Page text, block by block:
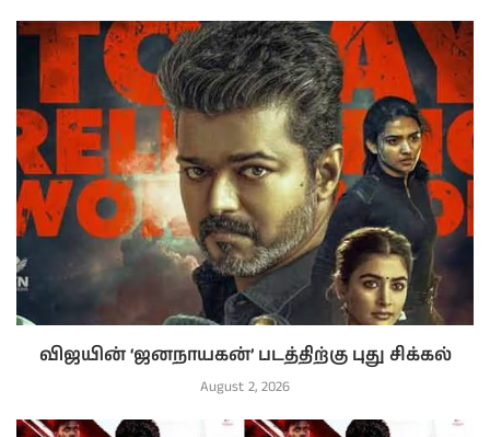
விஜயின் ‘ஜனநாயகன்’ படத்திற்கு புது சிக்கல்
August 2, 2026